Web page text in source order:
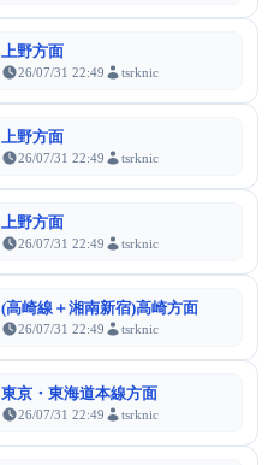
上野方面
26/07/31 22:49 tsrknic
上野方面
26/07/31 22:49 tsrknic
上野方面
26/07/31 22:49 tsrknic
(高崎線＋湘南新宿)高崎方面
26/07/31 22:49 tsrknic
東京・東海道本線方面
26/07/31 22:49 tsrknic